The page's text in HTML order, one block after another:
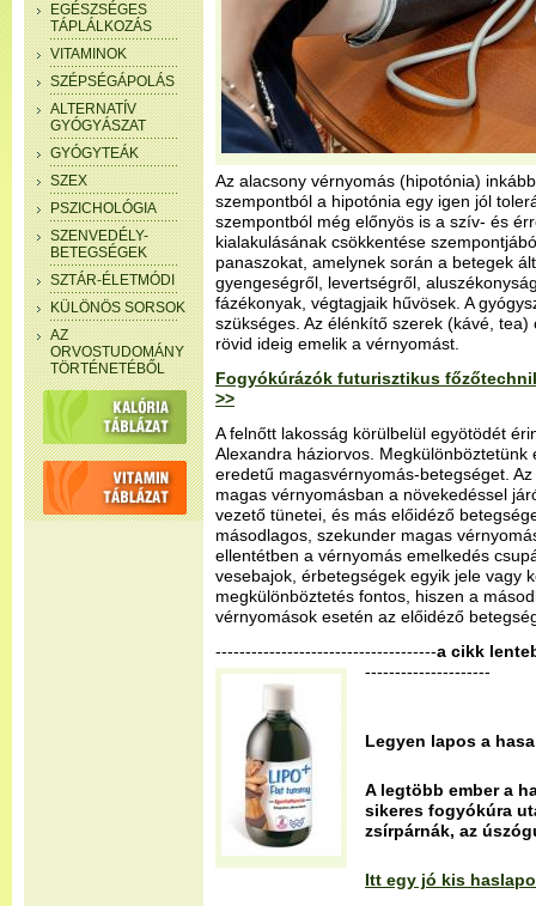
EGÉSZSÉGES
TÁPLÁLKOZÁS
VITAMINOK
SZÉPSÉGÁPOLÁS
ALTERNATÍV
GYÓGYÁSZAT
GYÓGYTEÁK
SZEX
PSZICHOLÓGIA
SZENVEDÉLY-
BETEGSÉGEK
SZTÁR-ÉLETMÓDI
KÜLÖNÖS SORSOK
AZ
ORVOSTUDOMÁNY
TÖRTÉNETÉBŐL
Az alacsony vérnyomás (hipotónia)
szempontból a hipotónia egy igen jól
szempontból még előnyös is a szív- és
kialakulásának csökkentése
panaszokat, amelynek során a betegek
gyengeségről, levertségről,
fázékonyak, végtagjaik hűvösek. A
szükséges. Az élénkítő szerek (kávé,
rövid ideig emelik a vérnyomást.
Fogyókúrázók futurisztikus
>>
A felnőtt lakosság körülbelül egyötödét
Alexandra háziorvos. Megkülönböztetünk
eredetű magasvérnyomás-betegséget.
magas vérnyomásban a növekedéssel
vezető tünetei, és más előidéző
másodlagos, szekunder magas
ellentétben a vérnyomás emelkedés
vesebajok, érbetegségek egyik jele vagy
megkülönböztetés fontos, hiszen a
vérnyomások esetén az előidéző
-------------------------------------a cikk
---------------------
Legyen lapos a
A legtöbb ember a
sikeres fogyókúra
zsírpárnák, az
Itt egy jó kis